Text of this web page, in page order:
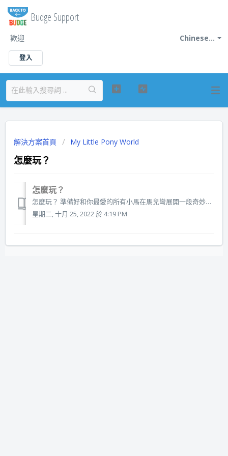
Budge Support
Chinese...
歡迎
登入
解決方案首頁 My Little Pony World
怎麼玩？
怎麼玩？
怎麼玩？ 準備好和你最愛的所有小馬在馬兒彎展開一段奇妙旅程吧！完成活動就能獲得禮物，用有趣的物品填滿水晶亮亮屋、展現你自己吧！ 造訪室外地點時，點擊螢幕下方的任意小馬，即可以此角色遊玩。點擊左下方的角色按鈕，即可隨時切換你的小馬。訂閱即可選擇所有小馬。 點擊或長按螢幕即可在遊戲世界內移動...
星期二, 十月 25, 2022 於 4:19 PM